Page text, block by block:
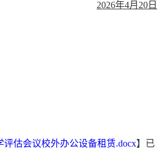
2026年4月 20 日
评估会议校外办公设备租赁.docx】已